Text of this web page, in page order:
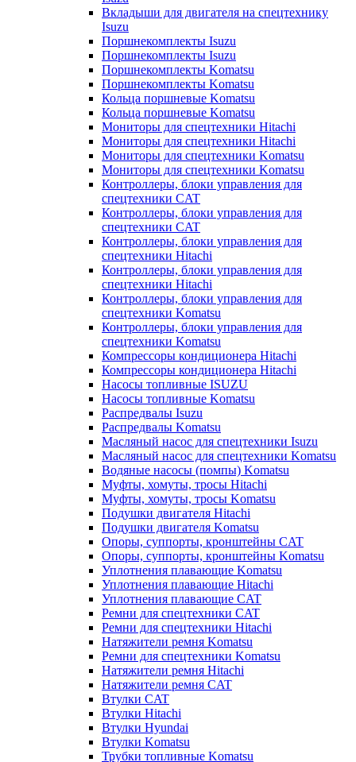
Вкладыши для двигателя на спецтехнику
Isuzu
Поршнекомплекты Isuzu
Поршнекомплекты Isuzu
Поршнекомплекты Komatsu
Поршнекомплекты Komatsu
Кольца поршневые Komatsu
Кольца поршневые Komatsu
Мониторы для спецтехники Hitachi
Мониторы для спецтехники Hitachi
Мониторы для спецтехники Komatsu
Мониторы для спецтехники Komatsu
Контроллеры, блоки управления для
спецтехники CAT
Контроллеры, блоки управления для
спецтехники CAT
Контроллеры, блоки управления для
спецтехники Hitachi
Контроллеры, блоки управления для
спецтехники Hitachi
Контроллеры, блоки управления для
спецтехники Komatsu
Контроллеры, блоки управления для
спецтехники Komatsu
Компрессоры кондиционера Hitachi
Компрессоры кондиционера Hitachi
Насосы топливные ISUZU
Насосы топливные Komatsu
Распредвалы Isuzu
Распредвалы Komatsu
Масляный насос для спецтехники Isuzu
Масляный насос для спецтехники Komatsu
Водяные насосы (помпы) Komatsu
Муфты, хомуты, тросы Hitachi
Муфты, хомуты, тросы Komatsu
Подушки двигателя Hitachi
Подушки двигателя Komatsu
Опоры, суппорты, кронштейны CAT
Опоры, суппорты, кронштейны Komatsu
Уплотнения плавающие Komatsu
Уплотнения плавающие Hitachi
Уплотнения плавающие CAT
Ремни для спецтехники CAT
Ремни для спецтехники Hitachi
Натяжители ремня Komatsu
Ремни для спецтехники Komatsu
Натяжители ремня Hitachi
Натяжители ремня CAT
Втулки CAT
Втулки Hitachi
Втулки Hyundai
Втулки Komatsu
Трубки топливные Komatsu